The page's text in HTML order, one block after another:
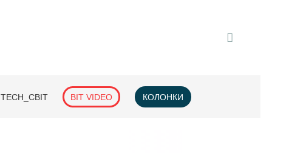
TECH_СВІТ BIT VIDEO КОЛОНКИ